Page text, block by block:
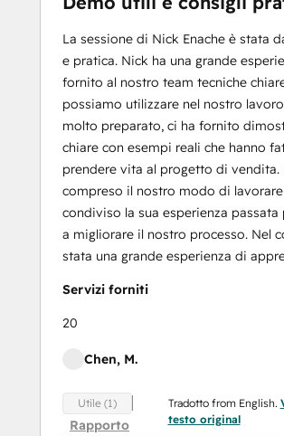
La sessione di Nick Enache è stata
e pratica. Nick ha una grande
fornito al nostro team tecniche
possiamo utilizzare nel nostro
molto preparato, ci ha fornito
chiare con esempi reali che hanno
prendere vita al progetto di vendita.
compreso il nostro modo di lavorare
condiviso la sua esperienza passata
a migliorare il nostro processo. Nel
stata una grande esperienza di
Servizi forniti
20
Chen, M.
Utile (1)
Rapporto
Tradotto from English.
testo original